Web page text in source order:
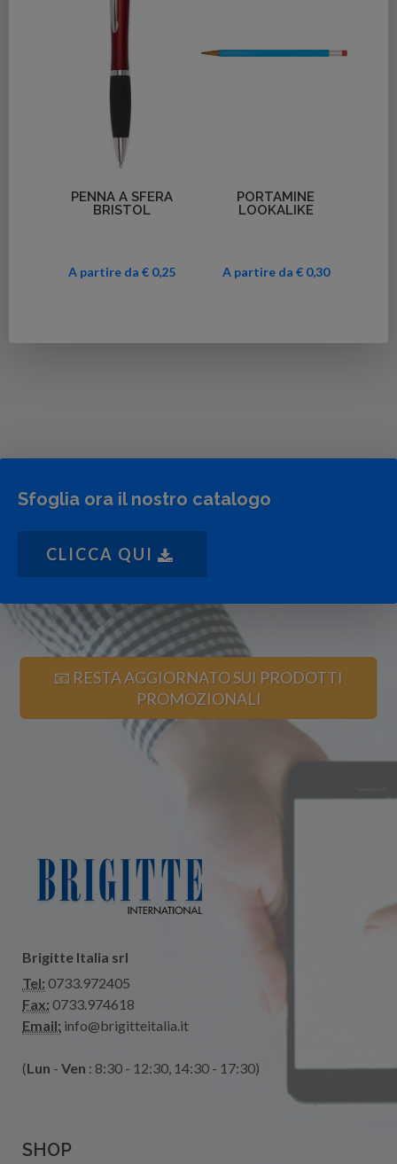
Dettagli
PENNA A SFERA
BRISTOL
A partire da € 0,25
Dettagli
PORTAMINE
LOOKALIKE
A partire da € 0,30
Sfoglia ora il nostro catalogo
CLICCA QUI
📧 RESTA AGGIORNATO SUI PRODOTTI
PROMOZIONALI
Brigitte Italia srl
Tel: 0733.972405
Fax: 0733.974618
Email: info@brigitteitalia.it
(Lun - Ven : 8:30 - 12:30, 14:30 - 17:30)
SHOP